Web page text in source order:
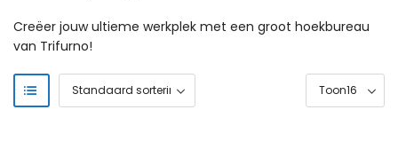
Creëer jouw ultieme werkplek met een groot hoekbureau
van Trifurno!